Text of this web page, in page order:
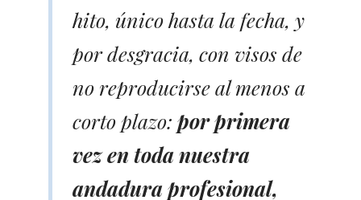
hito, único hasta la fecha, y
por desgracia, con visos de
no reproducirse al menos a
corto plazo: por primera
vez en toda nuestra
andadura profesional,